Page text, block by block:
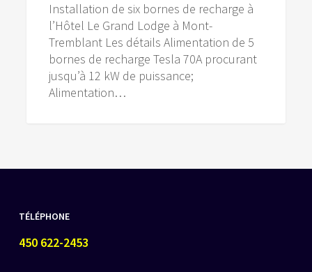
Installation de six bornes de recharge à
l’Hôtel Le Grand Lodge à Mont-
Tremblant Les détails Alimentation de 5
bornes de recharge Tesla 70A procurant
jusqu’à 12 kW de puissance;
Alimentation…
TÉLÉPHONE
450 622-2453